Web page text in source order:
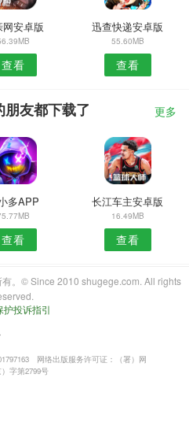
网安卓版
查看
迅查快递安卓版
55.60MB
查看
朋友都下载了 更多
多APP
查看
长江车主安卓版
16.49MB
查看
。© Since 2010 shugege.com. All rights
护投诉指引
・
网络出版服务许可证：（署）网
字第2799号